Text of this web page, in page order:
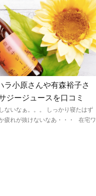
ラ小原さんや有森裕子さ
ジージュースを口コミ
ないなぁ。。。 しっかり寝たはず
疲れが抜けないなあ・・・ 在宅ワ